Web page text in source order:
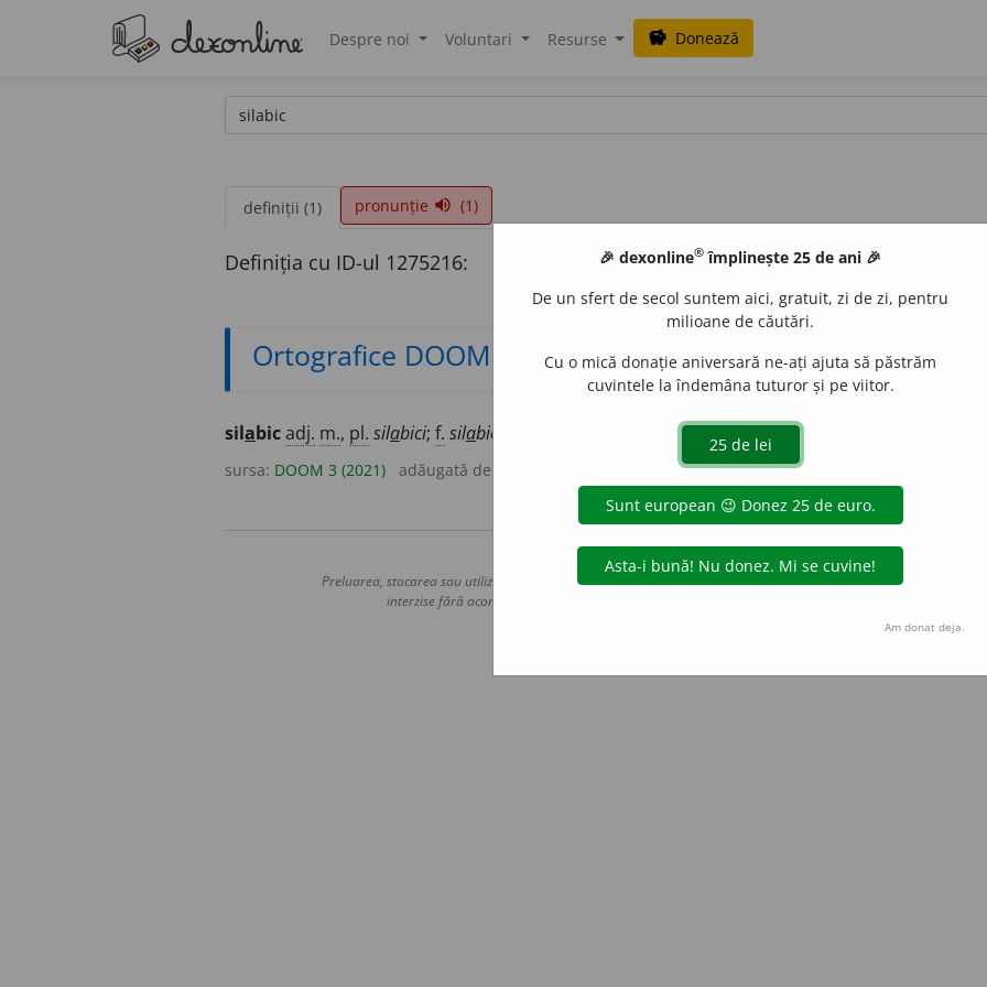
Despre noi Voluntari Resurse savings Donează
definiții (1) pronunție volume_up (1)
Definiția cu ID-ul 1275216:
Ortografice DOOM
silabicadj. m., pl. silabici; f. silabică
sursa: DOOM 3 (2021) adăugată de
Copyright © 2004-2026 dexonline (https://dexonline.ro)
Preluarea, stocarea sau utilizarea datelor de pe acest site, inclusiv prin orice metode de extragere automată
interzise fără acordul nostru prealabil scris, cu excepția seturilor de date oferite oficial spre utilizare
Hosterion
🎉 dexonline® împlinește 25 de ani 🎉
De un sfert de secol suntem aici, gratuit, zi de zi, pentru
milioane de căutări.
Cu o mică donație aniversară ne-ați ajuta să păstrăm
cuvintele la îndemâna tuturor și pe viitor.
Am donat deja.